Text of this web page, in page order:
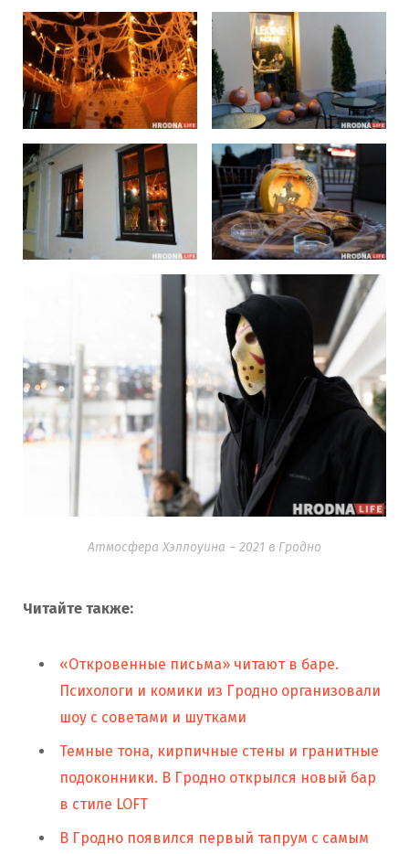
Атмосфера Хэллоуина – 2021 в Гродно
Читайте также:
«Откровенные письма» читают в баре.
Психологи и комики из Гродно организовали
шоу с советами и шутками
Темные тона, кирпичные стены и гранитные
подоконники. В Гродно открылся новый бар
в стиле LOFT
В Гродно появился первый тапрум с самым